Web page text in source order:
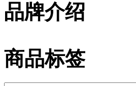
品牌介绍
商品标签